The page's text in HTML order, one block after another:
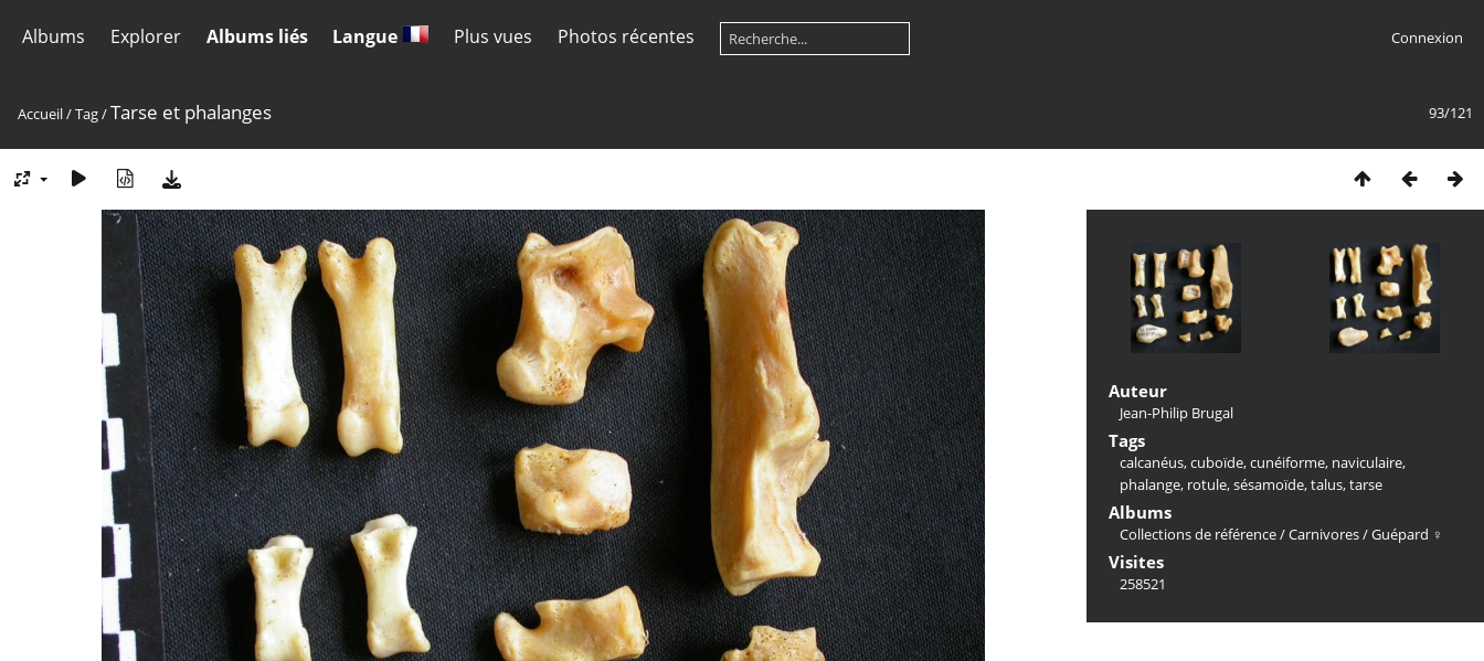
Albums Explorer Albums liés Langue Plus vues Photos récentes Connexion
93/121
Accueil/Tag/Tarse et phalanges
Auteur
Jean-Philip Brugal
Tags
calcanéus,cuboïde,cunéiforme, naviculaire,
phalange, rotule,sésamoïde,talus,tarse
Albums
Collections de référence/Carnivores/Guépard ♀
Visites
258521